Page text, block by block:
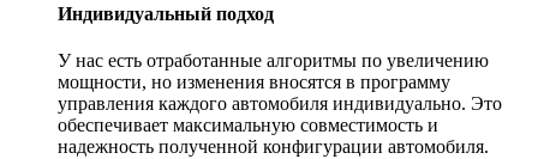
Индивидуальный подход
У нас есть отработанные алгоритмы по увеличению
мощности, но изменения вносятся в программу
управления каждого автомобиля индивидуально. Это
обеспечивает максимальную совместимость и
надежность полученной конфигурации автомобиля.